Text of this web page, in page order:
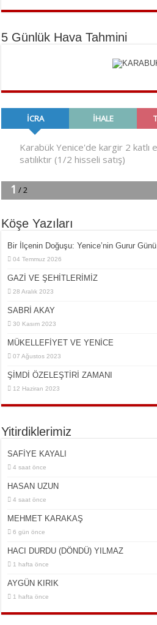
5 Günlük Hava Tahmini
Köşe Yazıları
Bir İlçe­nin Do­ğu­şu: Ye­ni­ce’nin Gurur Günü
04 Temmuz 2026
GAZİ VE ŞEHİTLERİMİZ
28 Aralık 2023
SABRİ AKAY
30 Kasım 2023
MÜKELLEFİYET VE YENİCE
07 Ağustos 2023
ŞİMDİ ÖZELEŞTİRİ ZAMANI
12 Haziran 2023
Yitirdiklerimiz
SAFİYE KAYALI
4 saat önce
HASAN UZUN
4 saat önce
MEHMET KARAKAŞ
6 gün önce
HACI DURDU (DÖNDÜ) YILMAZ
1 hafta önce
AYGÜN KIRIK
1 hafta önce